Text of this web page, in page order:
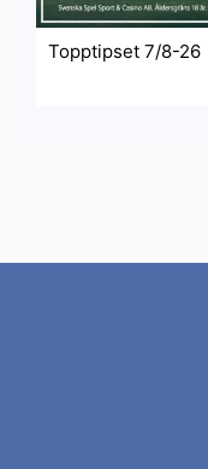
Topptipset 7/8-26